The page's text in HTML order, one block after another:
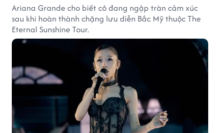
Ariana Grande cho biết cô đang ngập tràn cảm xúc
sau khi hoàn thành chặng lưu diễn Bắc Mỹ thuộc The
Eternal Sunshine Tour.